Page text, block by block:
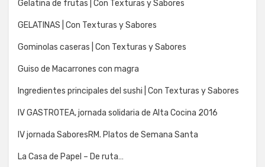
Gelatina de frutas | Con Texturas y Sabores
GELATINAS | Con Texturas y Sabores
Gominolas caseras | Con Texturas y Sabores
Guiso de Macarrones con magra
Ingredientes principales del sushi | Con Texturas y Sabores
IV GASTROTEA, jornada solidaria de Alta Cocina 2016
IV jornada SaboresRM. Platos de Semana Santa
La Casa de Papel – De ruta…